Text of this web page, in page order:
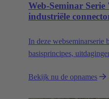
Web-Seminar
industriële
In deze webseminarserie
basisprincipes,
Bekijk nu de opnames